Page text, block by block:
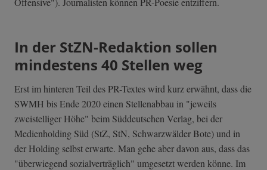
In der StZN-Redaktion sollen
mindestens 40 Stellen weg
Erst im hinteren Teil des PR-Textes wird kurz erwähnt, dass die
SWMH bis Ende 2020 einen Stellenabbau in "jeweils
zweistelliger Höhe" beim Süddeutschen Verlag, bei der
Medienholding Süd (StZ, StN, Schwarzwälder Bote) und in
der Holding selbst erwarte. Man gehe aber davon aus, dass das
"überwiegend sozialverträglich" umgesetzt werden könne. Im